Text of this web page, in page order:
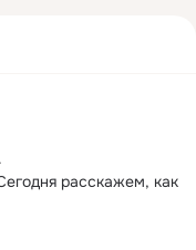
расскажем, как